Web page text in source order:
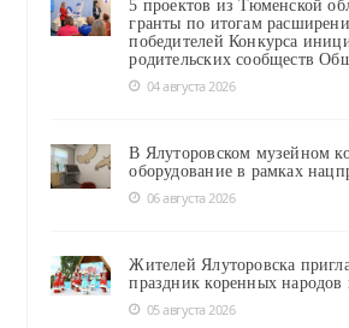
5 проектов из Тюменской
гранты по итогам
победителей Конкурса
родительских сообществ
04 августа 2026
В Ялуторовском музейном
оборудование в рамках
06 августа 2026
Жителей Ялуторовска
праздник коренных народов
05 августа 2026